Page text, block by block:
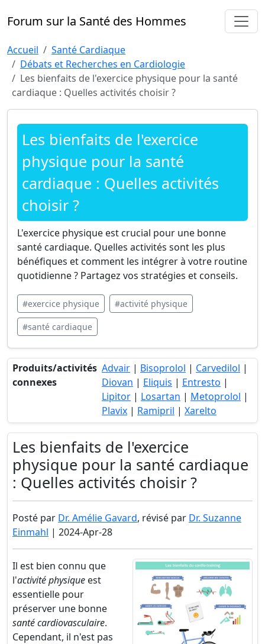
Forum sur la Santé des Hommes
Accueil
Santé Cardiaque
Débats et Recherches en Cardiologie
Les bienfaits de l'exercice physique pour la santé
cardiaque : Quelles activités choisir ?
Les bienfaits de l'exercice
physique pour la santé
cardiaque : Quelles activités
choisir ?
L'exercice physique est crucial pour une bonne
santé cardiaque. Quelles activités sont les plus
bénéfiques et comment les intégrer à votre routine
quotidienne ? Partagez vos stratégies et conseils.
#exercice physique #activité physique
#santé cardiaque
Produits/activités
connexes
Advair | Bisoprolol | Carvedilol |
Diovan | Eliquis | Entresto |
Lipitor | Losartan | Metoprolol |
Plavix | Ramipril | Xarelto
Les bienfaits de l'exercice
physique pour la santé cardiaque
: Quelles activités choisir ?
Posté par Dr. Amélie Gavard, révisé par Dr. Suzanne
Einmahl | 2024-Apr-28
Il est bien connu que
l'activité physique est
essentielle pour
préserver une bonne
santé cardiovasculaire.
Cependant, il n'est pas